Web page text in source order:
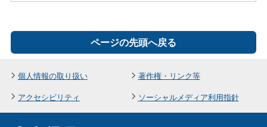
ページの先頭へ戻る
個人情報の取り扱い
著作権・リンク等
アクセシビリティ
ソーシャルメディア利用指針